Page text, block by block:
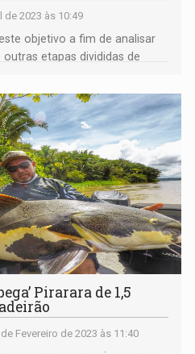
de 2023 às 10:49
objetivo a fim de analisar
etapas divididas de
Pirarara de 1,5
Fevereiro de 2023 às 11:40